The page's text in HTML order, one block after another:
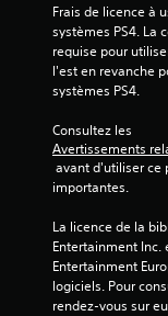
Frais de licence à
systèmes PS4. La
requise pour
l'est en revanche
systèmes PS4.
Consultez les
Avertissements
importantes.
La licence de la
Entertainment Inc.
Entertainment
logiciels. Pour
rendez-vous sur